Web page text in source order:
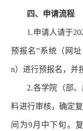
四、申请流程
1.申请人请于
预报名”系统（网址
n）进行预报名，并
2.各学院（部
料进行审核，确定
间为9月中下旬。